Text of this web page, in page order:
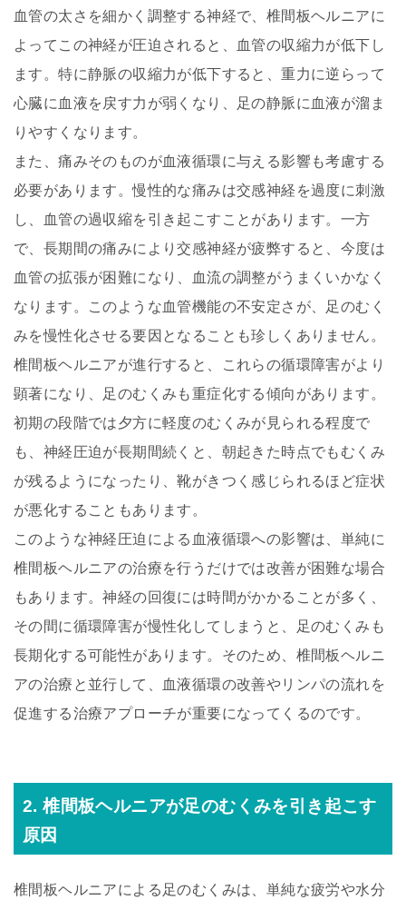
血管の太さを細かく調整する神経で、椎間板ヘルニアに
よってこの神経が圧迫されると、血管の収縮力が低下し
ます。特に静脈の収縮力が低下すると、重力に逆らって
心臓に血液を戻す力が弱くなり、足の静脈に血液が溜ま
りやすくなります。
また、痛みそのものが血液循環に与える影響も考慮する
必要があります。慢性的な痛みは交感神経を過度に刺激
し、血管の過収縮を引き起こすことがあります。一方
で、長期間の痛みにより交感神経が疲弊すると、今度は
血管の拡張が困難になり、血流の調整がうまくいかなく
なります。このような血管機能の不安定さが、足のむく
みを慢性化させる要因となることも珍しくありません。
椎間板ヘルニアが進行すると、これらの循環障害がより
顕著になり、足のむくみも重症化する傾向があります。
初期の段階では夕方に軽度のむくみが見られる程度で
も、神経圧迫が長期間続くと、朝起きた時点でもむくみ
が残るようになったり、靴がきつく感じられるほど症状
が悪化することもあります。
このような神経圧迫による血液循環への影響は、単純に
椎間板ヘルニアの治療を行うだけでは改善が困難な場合
もあります。神経の回復には時間がかかることが多く、
その間に循環障害が慢性化してしまうと、足のむくみも
長期化する可能性があります。そのため、椎間板ヘルニ
アの治療と並行して、血液循環の改善やリンパの流れを
促進する治療アプローチが重要になってくるのです。
2. 椎間板ヘルニアが足のむくみを引き起こす
原因
椎間板ヘルニアによる足のむくみは、単純な疲労や水分